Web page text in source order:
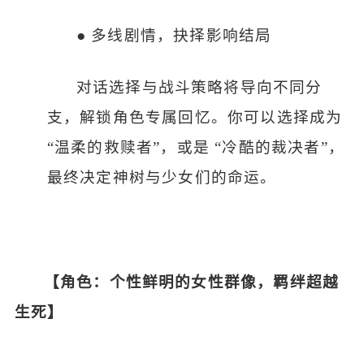
● 多线剧情，抉择影响结局
对话选择与战斗策略将导向不同分
支，解锁角色专属回忆。你可以选择成为
“温柔的救赎者”，或是 “冷酷的裁决者”，
最终决定神树与少女们的命运。
【角色：个性鲜明的女性群像，羁绊超越
生死】